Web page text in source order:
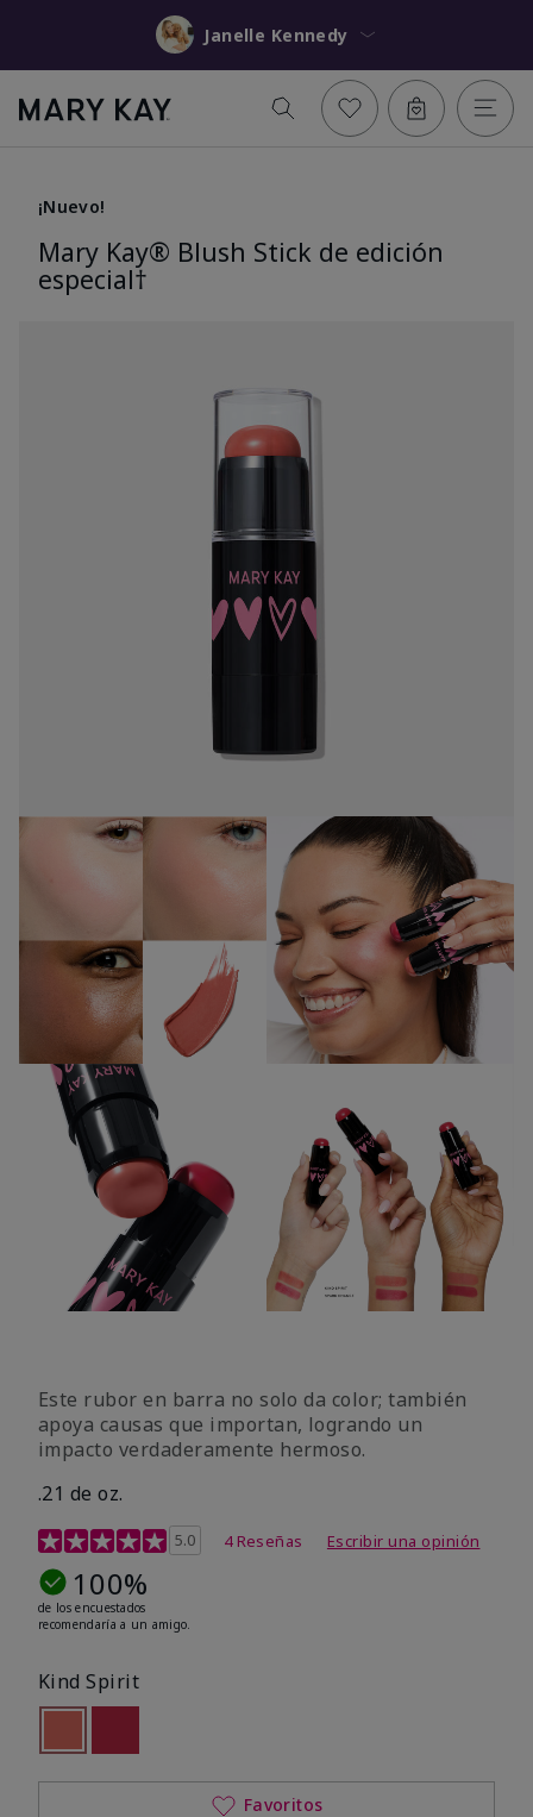
Janelle Kennedy
¡Nuevo!
Mary Kay® Blush Stick de edición
especial†
Este rubor en barra no solo da color; también
apoya causas que importan, logrando un
impacto verdaderamente hermoso.
.21 de oz.
Calificación de clientes de 3,1 de 5
5.0 4 Reseñas Escribir una opinión
100%
de los encuestados
recomendaría a un amigo.
Kind Spirit
seleccionado
Out of stock
Favoritos